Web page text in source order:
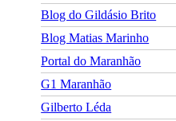
Blog do Gildásio Brito
Blog Matias Marinho
Portal do Maranhão
G1 Maranhão
Gilberto Léda